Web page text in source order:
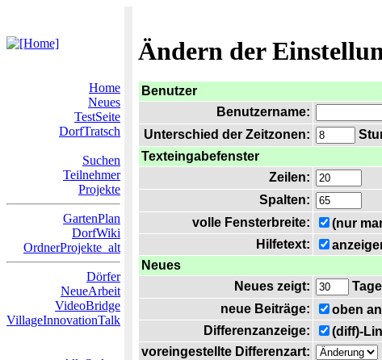
Ändern der
Home
Neues
TestSeite
DorfTratsch
Suchen
Teilnehmer
Projekte
GartenPlan
DorfWiki
OrdnerProjekte_alt
Dörfer
NeueArbeit
VideoBridge
VillageInnovationTalk
Benutzer
Benutzername:
Unterschied der Zeitzonen:
Texteingabefenster
Zeilen:
Spalten:
volle Fensterbreite:
(nur
Hilfetext:
Neues
Neues zeigt:
Tage
neue Beiträge:
oben
Differenzanzeige:
(diff)-
voreingestellte Differenzart: